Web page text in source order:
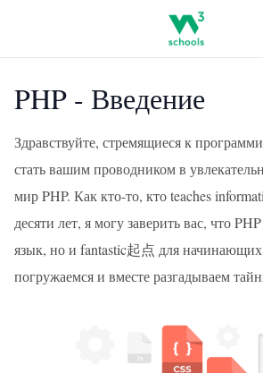
PHP - Введение
Здравствуйте, стремящиеся к
стать вашим проводником в
мир PHP. Как кто-то, кто teaches
десяти лет, я могу заверить вас, что
язык, но и fantastic起点 для
погружаемся и вместе разгадываем